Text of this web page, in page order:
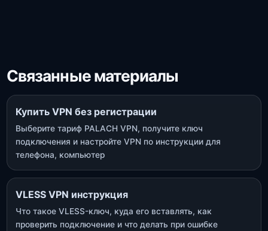
Связанные материалы
Купить VPN без регистрации
Выберите тариф PALACH VPN, получите ключ
подключения и настройте VPN по инструкции для
телефона, компьютер
VLESS VPN инструкция
Что такое VLESS-ключ, куда его вставлять, как
проверить подключение и что делать при ошибке